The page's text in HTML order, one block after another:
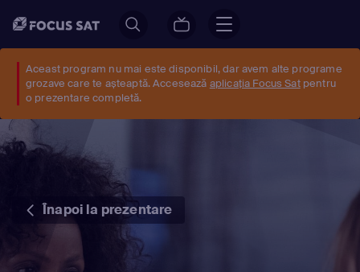
Aceast program nu mai este disponibil, dar avem alte programe
grozave care te așteaptă. Accesează aplicația Focus Satpentru
o prezentare completă.
Înapoi la prezentare